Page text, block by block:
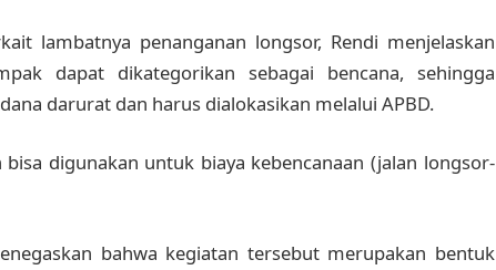
lambatnya penanganan longsor, Rendi menjelaskan
dapat dikategorikan sebagai bencana, sehingga
darurat dan harus dialokasikan melalui APBD.
digunakan untuk biaya kebencanaan (jalan longsor-
bahwa kegiatan tersebut merupakan bentuk